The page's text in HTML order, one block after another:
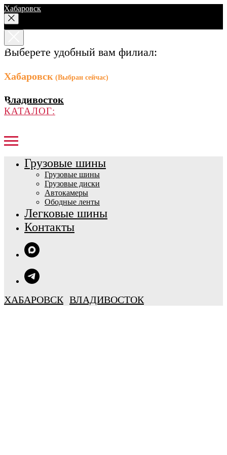
Хабаровск
Выберете удобный вам филиал:
Хабаровск (Выбран сейчас)
Владивосток
КАТАЛОГ:
Грузовые шины
Грузовые шины
Грузовые диски
Автокамеры
Ободные ленты
Легковые шины
Контакты
ХАБАРОВСК ВЛАДИВОСТОК